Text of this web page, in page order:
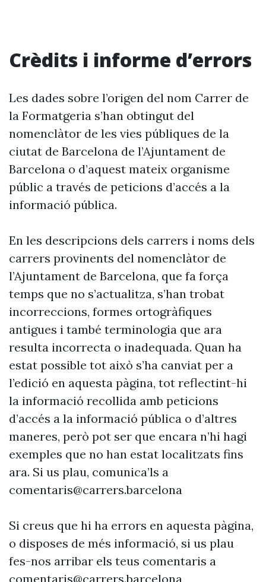
Crèdits i informe d’errors
Les dades sobre l’origen del nom Carrer de
la Formatgeria s’han obtingut del
nomenclàtor de les vies públiques de la
ciutat de Barcelona de l’Ajuntament de
Barcelona o d’aquest mateix organisme
públic a través de peticions d’accés a la
informació pública.
En les descripcions dels carrers i noms dels
carrers provinents del nomenclàtor de
l’Ajuntament de Barcelona, que fa força
temps que no s’actualitza, s’han trobat
incorreccions, formes ortogràfiques
antigues i també terminologia que ara
resulta incorrecta o inadequada. Quan ha
estat possible tot això s’ha canviat per a
l’edició en aquesta pàgina, tot reflectint-hi
la informació recollida amb peticions
d’accés a la informació pública o d’altres
maneres, però pot ser que encara n’hi hagi
exemples que no han estat localitzats fins
ara. Si us plau, comunica’ls a
comentaris@carrers.barcelona
Si creus que hi ha errors en aquesta pàgina,
o disposes de més informació, si us plau
fes-nos arribar els teus comentaris a
comentaris@carrers.barcelona